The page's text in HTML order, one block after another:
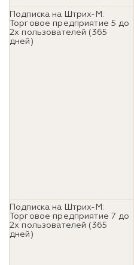
Подписка на Штрих-М:
Торговое предприятие 5 до
2х пользователей (365
дней)
Подписка на Штрих-М:
Торговое предприятие 7 до
2х пользователей (365
дней)